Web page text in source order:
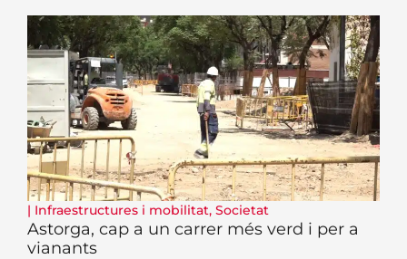
| Infraestructures i mobilitat, Societat
Astorga, cap a un carrer més verd i per a
vianants